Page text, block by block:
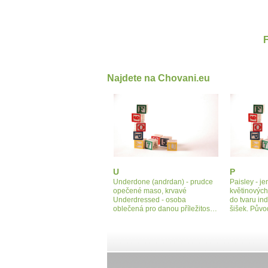
Najdete na Chovani.eu
U
Underdone (andrdan) - prudce
opečené maso, krvavé
Underdressed - osoba
oblečená pro danou příležitos…
P
Paisley -
do tvaru
šišek.